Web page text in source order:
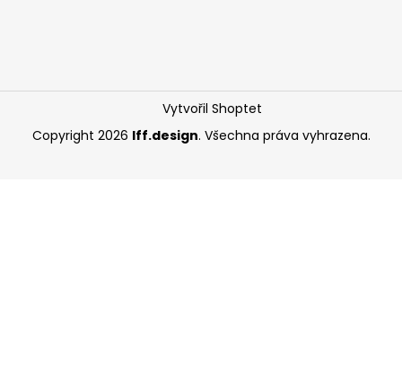
Vytvořil Shoptet
Copyright 2026 Iff.design. Všechna práva vyhrazena.